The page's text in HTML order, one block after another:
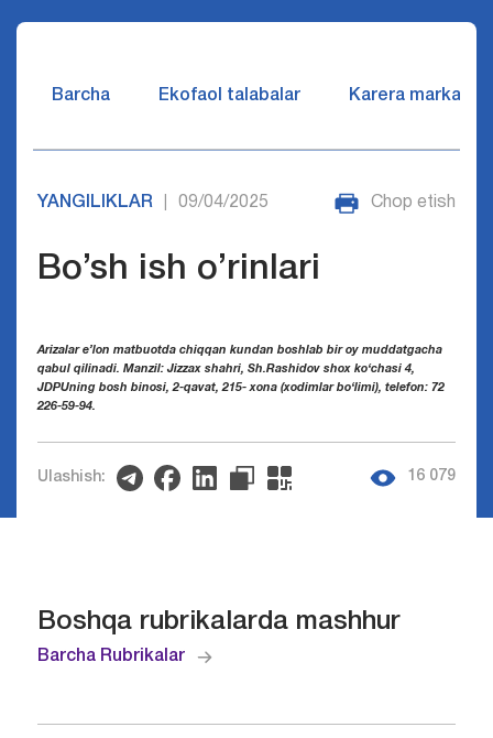
Barcha Ekofaol talabalar Karera markazi
YANGILIKLAR 09/04/2025 Chop etish
Bo’sh ish o’rinlari
Arizalar e’lon matbuotda chiqqan kundan boshlab bir oy muddatgacha
qabul qilinadi. Manzil: Jizzax shahri, Sh.Rashidov shox ko‘chasi 4,
JDPUning bosh binosi, 2-qavat, 215- xona (xodimlar bo‘limi), telefon: 72
226-59-94.
Ulashish: 16 079
Boshqa rubrikalarda mashhur
Barcha Rubrikalar